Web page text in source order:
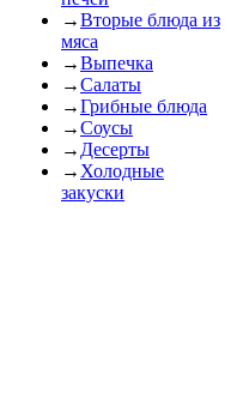
→Вторые блюда из
мяса
→Выпечка
→Салаты
→Грибные блюда
→Соусы
→ Десерты
→ Холодные
закуски